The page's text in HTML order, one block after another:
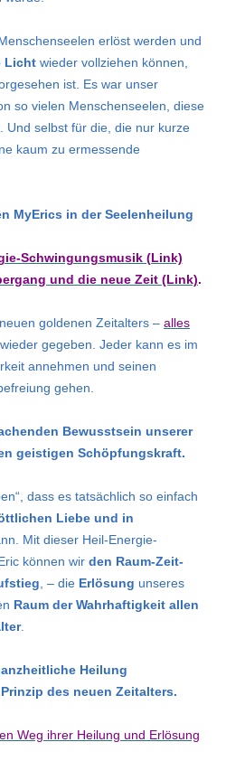
erlöst werden und
Licht wieder vollziehen können,
ist. Es war unser
so vielen Menschenseelen, diese
Und selbst für die, die nur kurze
kaum zu ermessende
MyErics in der Seelenheilung
Schwingungsmusik (Link)
und die neue Zeit (Link).
goldenen Zeitalters – alles
gegeben. Jeder kann es im
annehmen und seinen
gehen.
Bewusstsein unserer
geistigen Schöpfungskraft.
dass es tatsächlich so einfach
Liebe und in
Mit dieser Heil-Energie-
können wir den Raum-Zeit-
, – die Erlösung unseres
Raum der Wahrhaftigkeit allen
.
Heilung
des neuen Zeitalters.
Weg ihrer Heilung und Erlösung